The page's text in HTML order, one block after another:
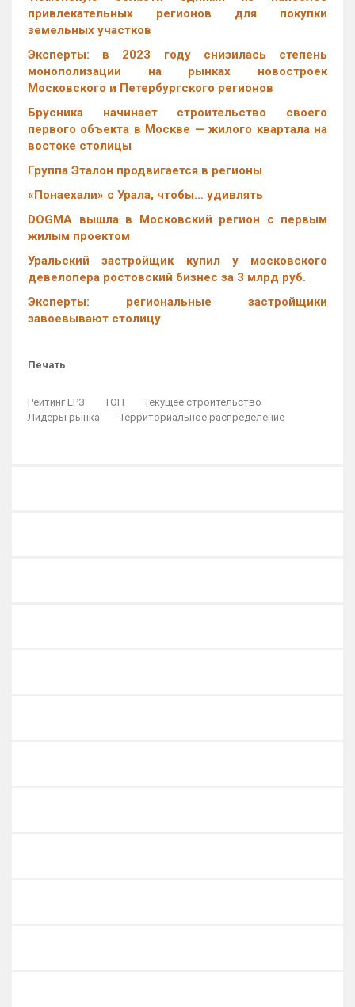
привлекательных регионов для покупки
земельных участков
Эксперты: в 2023 году снизилась степень
монополизации на рынках новостроек
Московского и Петербургского регионов
Брусника начинает строительство своего
первого объекта в Москве — жилого квартала на
востоке столицы
Группа Эталон продвигается в регионы
«Понаехали» с Урала, чтобы… удивлять
DOGMA вышла в Московский регион с первым
жилым проектом
Уральский застройщик купил у московского
девелопера ростовский бизнес за 3 млрд руб.
Эксперты: региональные застройщики
завоевывают столицу
Печать
Рейтинг ЕРЗ ТОП
Текущее строительство
Лидеры рынка
Территориальное распределение